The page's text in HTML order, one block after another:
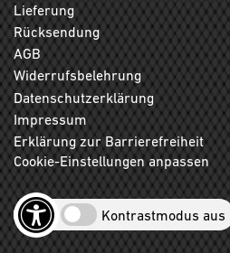
Lieferung
Rücksendung
AGB
Widerrufsbelehrung
Datenschutzerklärung
Impressum
Erklärung zur Barrierefreiheit
Cookie-Einstellungen anpassen
Kontrastmodus aus